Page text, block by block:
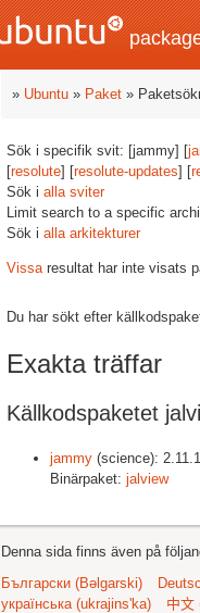
» Ubuntu » Paket »
Sök i specifik svit: [jammy] [
[resolute] [resolute-updates] [
Sök i alla sviter
Limit search to a specific
Sök i alla arkitekturer
Vissaresultat har inte visats
Du har sökt efter
Exakta träffar
Källkodspaketet
jammy (science):
Binärpaket: jalview
Denna sida finns även på
Български (Bəlgarski)
українська (ukrajins'ka)
中文